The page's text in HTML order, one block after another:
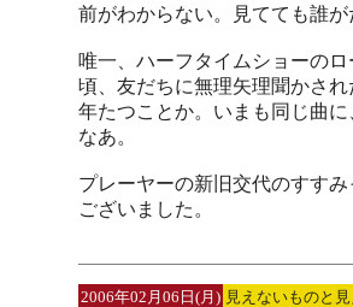
前がわからない。見てても誰
唯一、ハーフタイムショーの
頃、友だちに無理矢理聞かさ
年たつことか。いまも同じ曲
なあ。
プレーヤーの新旧交代のすす
ございました。
2006年02月06日(月) 見えないものと